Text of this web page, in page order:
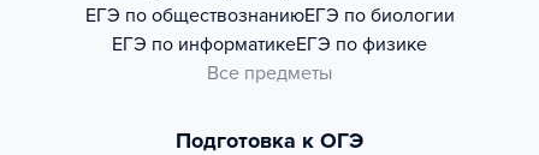
ЕГЭ по обществознаниюЕГЭ по биологии
ЕГЭ по информатикеЕГЭ по физике
Все предметы
Подготовка к ОГЭ